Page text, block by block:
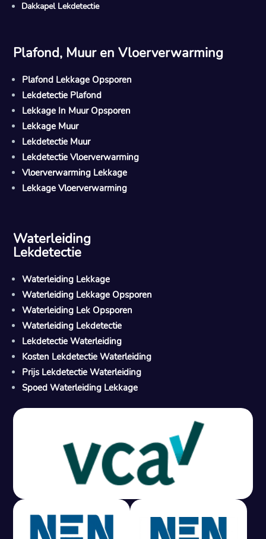
Geen lekkage? Geen betaling.
Vast tarief van € 395,- exc
Rapport binnen 3
werkdagen.
100% RIsicovrij.
Dakkapel Lekdetectie
Plafond, Muur en Vloerverwarming
Plafond Lekkage Opsporen
Lekdetectie Plafond
Lekkage In Muur Opsporen
Lekkage Muur
Lekdetectie Muur
Lekdetectie Vloerverwarming
Vloerverwarming Lekkage
Lekkage Vloerverwarming
Waterleiding
Lekdetectie
Waterleiding Lekkage
Waterleiding Lekkage Opsporen
Waterleiding Lek Opsporen
Waterleiding Lekdetectie
Lekdetectie Waterleiding
Kosten Lekdetectie Waterleiding
Prijs Lekdetectie Waterleiding
Spoed Waterleiding Lekkage